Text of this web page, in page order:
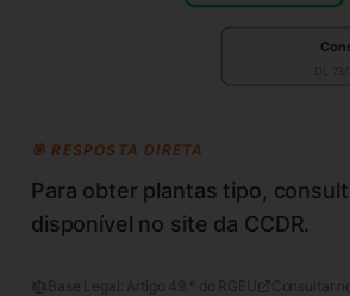
🎯 RESPOSTA DIRETA
Para obter plantas tipo,
disponível no site da CCDR.
Base Legal: Artigo 49.º do RGEU Consultar